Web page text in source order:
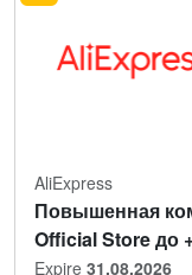
AliExpress
Повышенная
Official Store до
Expire 31.08.2026